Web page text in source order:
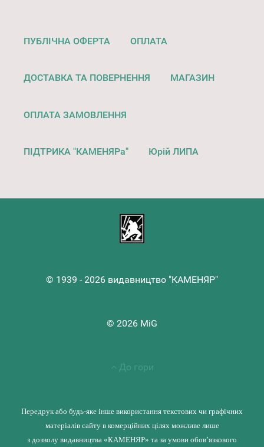
ПУБЛІЧНА ОФЕРТА ОПЛАТА
ДОСТАВКА ТА ПОВЕРНЕННЯ МАГАЗИН
ОПЛАТА ЗАМОВЛЕННЯ
ПІДТРИКА "КАМЕНЯРа" Юрій ЛИПА
© 1939 - 2026 видавництво "КАМЕНЯР"
© 2026 MiG
До гори
Передрук або будь-яке інше використання текстових чи графічних
матеріалів сайту в комерційних цілях можливе лише
з дозволу видавництва «КАМЕНЯР» та за умови обов’язкового